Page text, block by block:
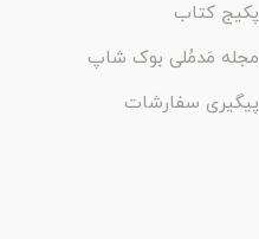
پکیج کتاب
مجله مَدمُلی بوک شاپ
پیگیری سفارشات